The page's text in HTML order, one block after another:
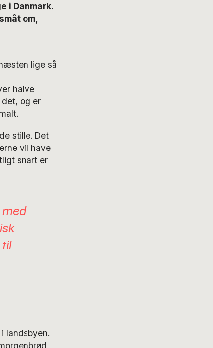
i Danmark.
om,
lige så
halve
det, og er
stille. Det
vil have
snart er
til
landsbyen.